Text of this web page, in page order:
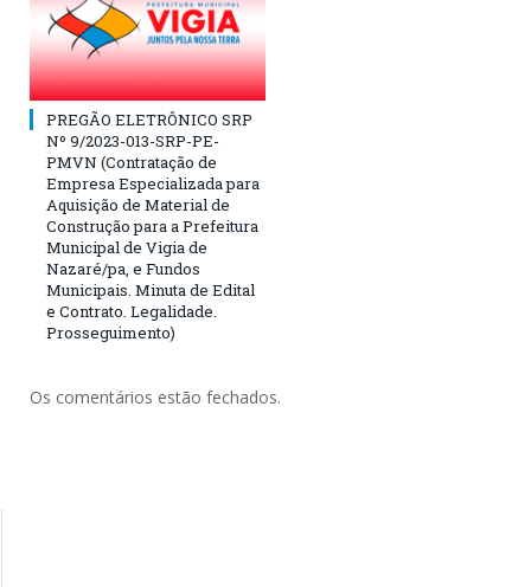
PREGÃO ELETRÔNICO SRP
Nº 9/2023-013-SRP-PE-
PMVN (Contratação de
Empresa Especializada para
Aquisição de Material de
Construção para a Prefeitura
Municipal de Vigia de
Nazaré/pa, e Fundos
Municipais. Minuta de Edital
e Contrato. Legalidade.
Prosseguimento)
Os comentários estão fechados.